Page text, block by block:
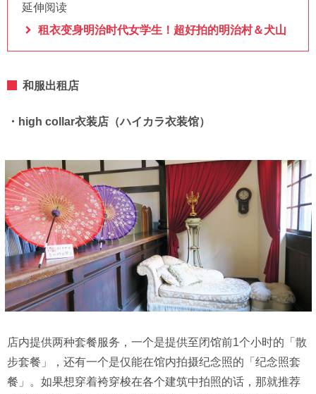
延伸阅读
租衣变身明治时代女学生！超好拍的明治村＆犬山
和服出租店
・high collar衣装店（ハイカラ衣装馆）
店内提供两种套餐服务，一个是提供至闭馆前1个小时的「散
步套餐」，还有一个是仅能在馆内拍摄纪念照的「纪念照套
餐」。如果想穿着袴穿梭在各个建筑中拍照的话，那就推荐